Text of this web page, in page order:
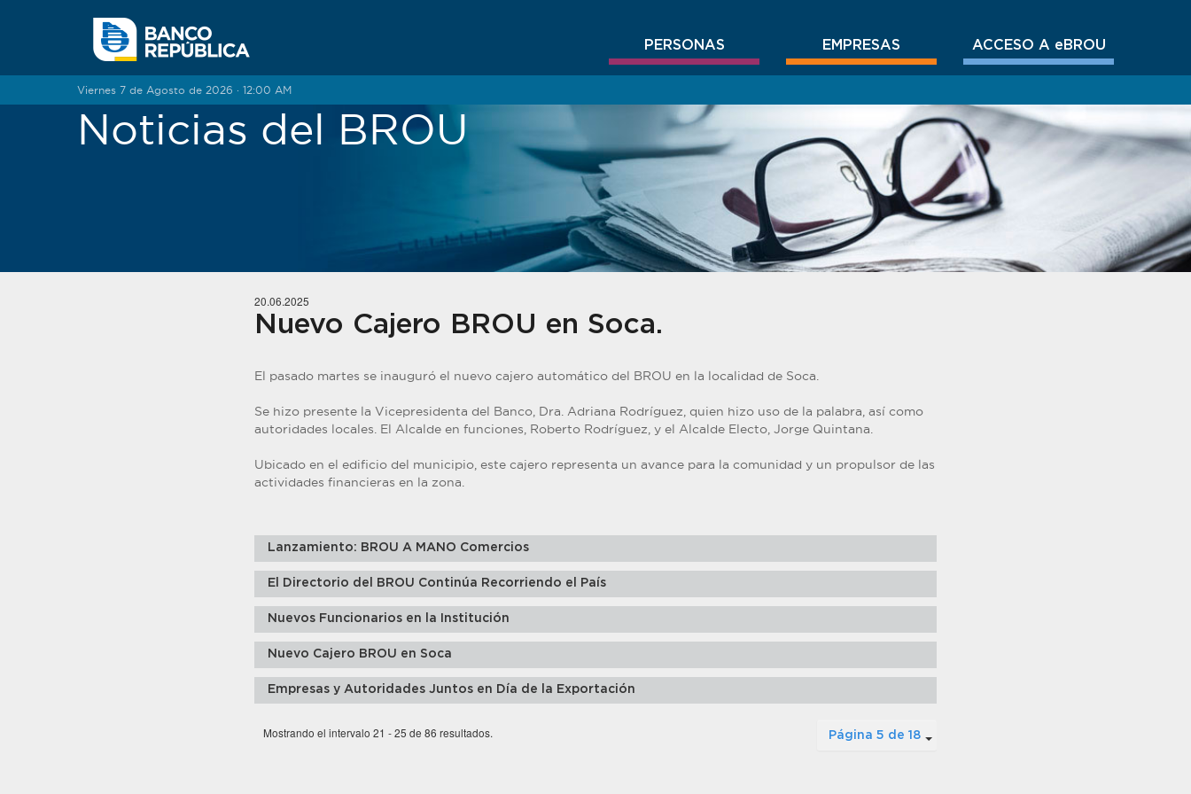
PERSONAS EMPRESAS ACCESO A eBROU
Viernes 7 de Agosto de 2026 · 12:00 AM
Noticias del BROU
20.06.2025
Nuevo Cajero BROU en Soca.
El pasado martes se inauguró el nuevo cajero automático del BROU en la localidad de Soca.
Se hizo presente la Vicepresidenta del Banco, Dra. Adriana Rodríguez, quien hizo uso de la palabra, así como
autoridades locales. El Alcalde en funciones, Roberto Rodríguez, y el Alcalde Electo, Jorge Quintana.
Ubicado en el edificio del municipio, este cajero representa un avance para la comunidad y un propulsor de las
actividades financieras en la zona.
Lanzamiento: BROU A MANO Comercios
El Directorio del BROU Continúa Recorriendo el País
Nuevos Funcionarios en la Institución
Nuevo Cajero BROU en Soca
Empresas y Autoridades Juntos en Día de la Exportación
Página 5 de 18
Mostrando el intervalo 21 - 25 de 86 resultados.